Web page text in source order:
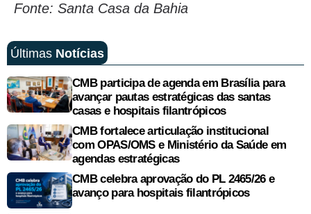
Fonte: Santa Casa da Bahia
Últimas Notícias
CMB participa de agenda em Brasília para
avançar pautas estratégicas das santas
casas e hospitais filantrópicos
CMB fortalece articulação institucional
com OPAS/OMS e Ministério da Saúde em
agendas estratégicas
CMB celebra aprovação do PL 2465/26 e
avanço para hospitais filantrópicos